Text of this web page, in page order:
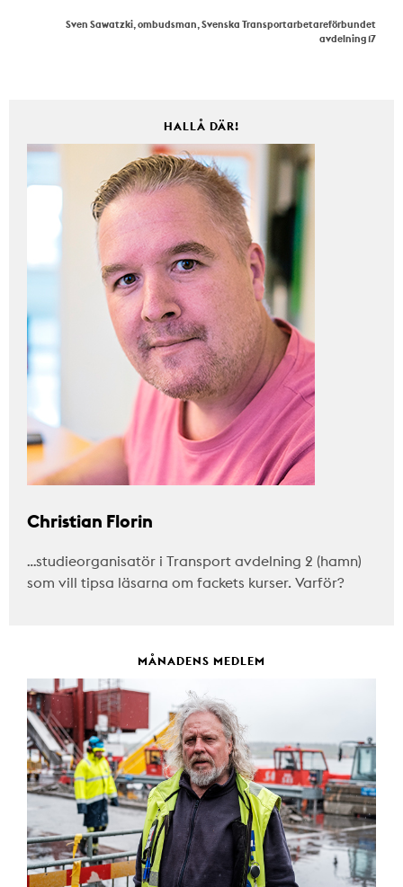
Sven Sawatzki, ombudsman, Svenska Transportarbetareförbundet
avdelning 17
HALLÅ DÄR!
Christian Florin
…studieorganisatör i Transport avdelning 2 (hamn)
som vill tipsa läsarna om fackets kurser. Varför?
MÅNADENS MEDLEM